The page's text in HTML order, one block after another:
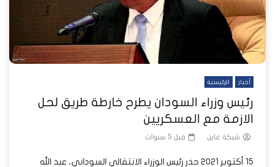
أخبار الرئيسية
رئيس وزراء السودان يطرح خارطة طريق لحل
الازمة مع العسكريين
شبكة عاين قبل 5 سنوات
15 أكتوبر 2021 حذر رئيس الوزراء الانتقالي السوداني، عبد الله